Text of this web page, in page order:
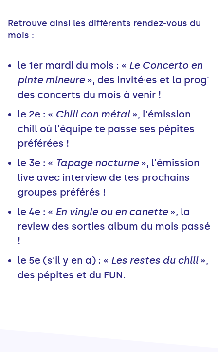
Retrouve ainsi les différents rendez-vous du
mois :
le 1er mardi du mois : « Le Concerto en
pinte mineure», des invité·es et la prog'
des concerts du mois à venir !
le 2e : « Chili con métal», l'émission
chill où l'équipe te passe ses pépites
préférées !
le 3e : « Tapage nocturne», l'émission
live avec interview de tes prochains
groupes préférés !
le 4e : « En vinyle ou en canette», la
review des sorties album du mois passé
!
le 5e (s’il y en a) : « Les restes du chili»,
des pépites et du FUN.